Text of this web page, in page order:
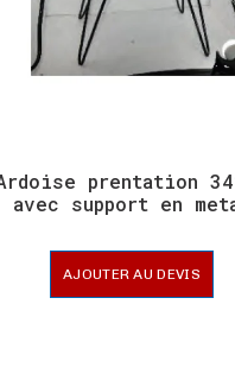
prentation
avec support en
AJOUTER AU DEVIS